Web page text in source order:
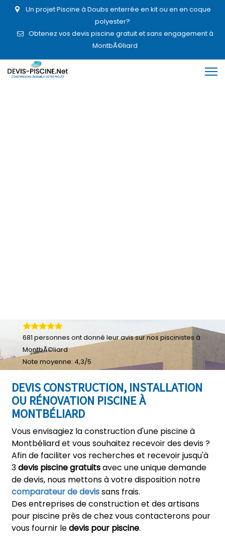
Un projet Piscine à Doubs enterrée en kit ou en en coque
polyester?
Obtenez vos devis piscine gratuit et sans engagement à
MontbÃ©liard
DEVIS CONSTRUCTION, INSTALLATION
OU RÉNOVATION PISCINE À
MONTBÉLIARD
Vous envisagiez la construction d'une piscine à
Montbéliard et vous souhaitez recevoir des devis ?
Afin de faciliter vos recherches et recevoir jusqu'à
3devis piscine gratuitsavec une unique demande
de devis, nous mettons à votre disposition notre
comparateur de devissans frais.
Des entreprises de construction et des artisans
pour piscine près de chez vous contacterons pour
vous fournir ledevis pour piscine.
681 personnes ont donné leuravis sur nos piscinistes à
MontbÃ©liard
Note moyenne: 4,3/5